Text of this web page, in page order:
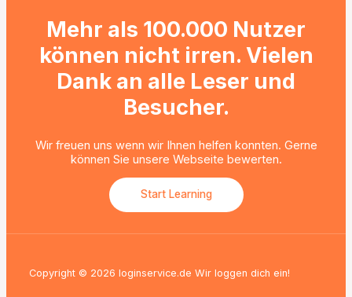
Mehr als 100.000 Nutzer
können nicht irren. Vielen
Dank an alle Leser und
Besucher.
Wir freuen uns wenn wir Ihnen helfen konnten. Gerne
können Sie unsere Webseite bewerten.
Start Learning
Copyright © 2026 loginservice.de Wir loggen dich ein!